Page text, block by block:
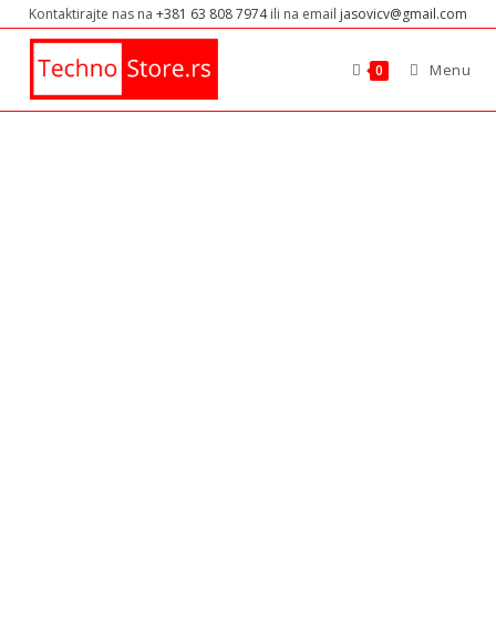
Kontaktirajte nas na +381 63 808 7974ili na email jasovicv@gmail.com
0 Menu